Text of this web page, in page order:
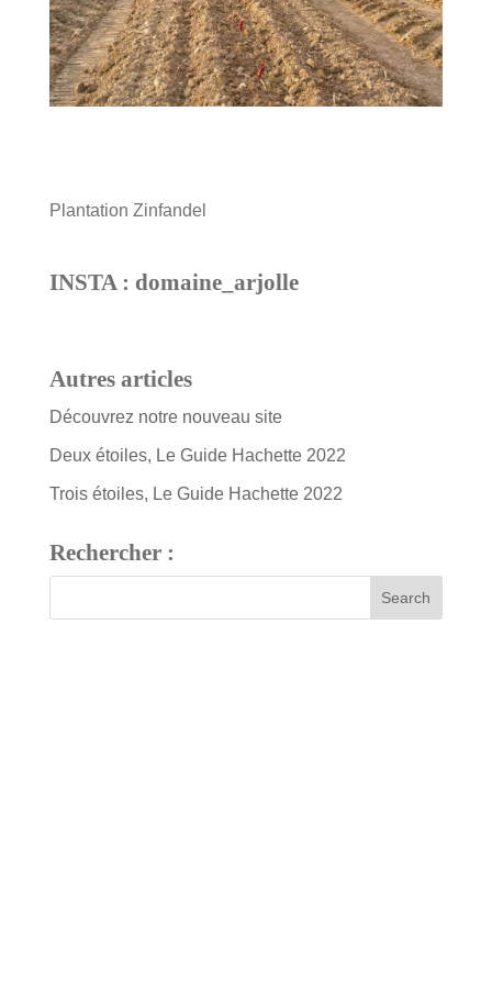
Plantation Zinfandel
INSTA : domaine_arjolle
Autres articles
Découvrez notre nouveau site
Deux étoiles, Le Guide Hachette 2022
Trois étoiles, Le Guide Hachette 2022
Rechercher :